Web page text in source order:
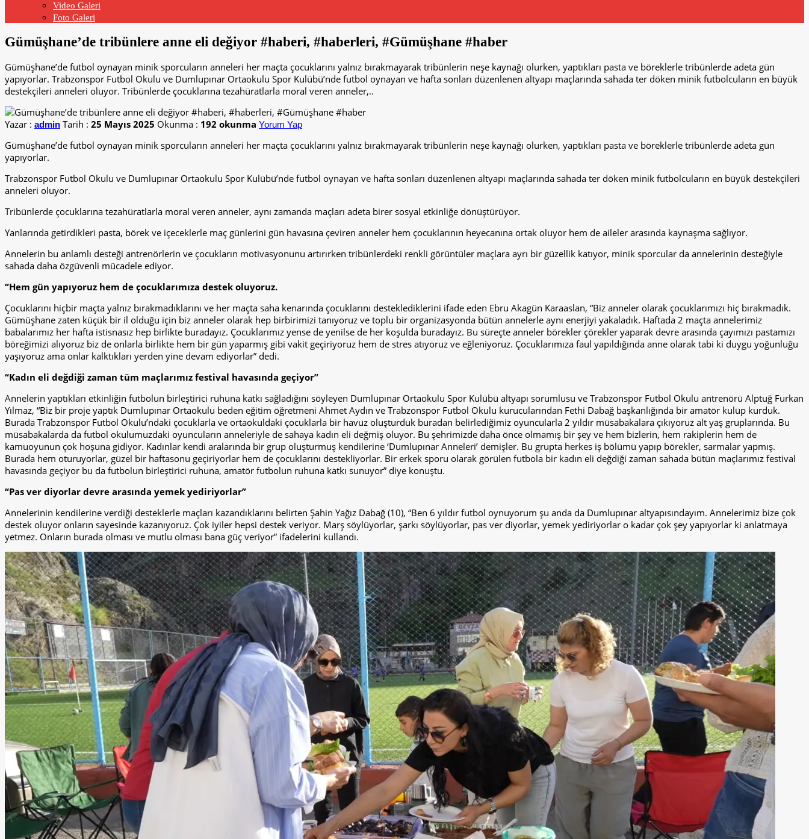
Video Galeri
Foto Galeri
Gümüşhane’de tribünlere anne eli değiyor #haberi, #haberleri, #Gümüşhane #haber
Gümüşhane’de futbol oynayan minik sporcuların anneleri her maçta çocuklarını yalnız bırakmayarak tribünlerin neşe kaynağı olurken, yaptıkları pasta ve böreklerle tribünlerde adeta gün
yapıyorlar. Trabzonspor Futbol Okulu ve Dumlupınar Ortaokulu Spor Kulübü’nde futbol oynayan ve hafta sonları düzenlenen altyapı maçlarında sahada ter döken minik futbolcuların en büyük
destekçileri anneleri oluyor. Tribünlerde çocuklarına tezahüratlarla moral veren anneler,..
Yazar : admin Tarih : 25 Mayıs 2025 Okunma : 192 okunma Yorum Yap
Gümüşhane’de futbol oynayan minik sporcuların anneleri her maçta çocuklarını yalnız bırakmayarak tribünlerin neşe kaynağı olurken, yaptıkları pasta ve böreklerle tribünlerde adeta gün
yapıyorlar.
Trabzonspor Futbol Okulu ve Dumlupınar Ortaokulu Spor Kulübü’nde futbol oynayan ve hafta sonları düzenlenen altyapı maçlarında sahada ter döken minik futbolcuların en büyük destekçileri
anneleri oluyor.
Tribünlerde çocuklarına tezahüratlarla moral veren anneler, aynı zamanda maçları adeta birer sosyal etkinliğe dönüştürüyor.
Yanlarında getirdikleri pasta, börek ve içeceklerle maç günlerini gün havasına çeviren anneler hem çocuklarının heyecanına ortak oluyor hem de aileler arasında kaynaşma sağlıyor.
Annelerin bu anlamlı desteği antrenörlerin ve çocukların motivasyonunu artırırken tribünlerdeki renkli görüntüler maçlara ayrı bir güzellik katıyor, minik sporcular da annelerinin desteğiyle
sahada daha özgüvenli mücadele ediyor.
“Hem gün yapıyoruz hem de çocuklarımıza destek oluyoruz.
Çocuklarını hiçbir maçta yalnız bırakmadıklarını ve her maçta saha kenarında çocuklarını desteklediklerini ifade eden Ebru Akagün Karaaslan, “Biz anneler olarak çocuklarımızı hiç bırakmadık.
Gümüşhane zaten küçük bir il olduğu için biz anneler olarak hep birbirimizi tanıyoruz ve toplu bir organizasyonda bütün annelerle aynı enerjiyi yakaladık. Haftada 2 maçta annelerimiz
babalarımız her hafta istisnasız hep birlikte buradayız. Çocuklarımız yense de yenilse de her koşulda buradayız. Bu süreçte anneler börekler çörekler yaparak devre arasında çayımızı pastamızı
böreğimizi alıyoruz biz de onlarla birlikte hem bir gün yaparmış gibi vakit geçiriyoruz hem de stres atıyoruz ve eğleniyoruz. Çocuklarımıza faul yapıldığında anne olarak tabi ki duygu yoğunluğu
yaşıyoruz ama onlar kalktıkları yerden yine devam ediyorlar” dedi.
“Kadın eli değdiği zaman tüm maçlarımız festival havasında geçiyor”
Annelerin yaptıkları etkinliğin futbolun birleştirici ruhuna katkı sağladığını söyleyen Dumlupınar Ortaokulu Spor Kulübü altyapı sorumlusu ve Trabzonspor Futbol Okulu antrenörü Alptuğ Furkan
Yılmaz, “Biz bir proje yaptık Dumlupınar Ortaokulu beden eğitim öğretmeni Ahmet Aydın ve Trabzonspor Futbol Okulu kurucularından Fethi Dabağ başkanlığında bir amatör kulüp kurduk.
Burada Trabzonspor Futbol Okulu’ndaki çocuklarla ve ortaokuldaki çocuklarla bir havuz oluşturduk buradan belirlediğimiz oyuncularla 2 yıldır müsabakalara çıkıyoruz alt yaş gruplarında. Bu
müsabakalarda da futbol okulumuzdaki oyuncuların anneleriyle de sahaya kadın eli değmiş oluyor. Bu şehrimizde daha önce olmamış bir şey ve hem bizlerin, hem rakiplerin hem de
kamuoyunun çok hoşuna gidiyor. Kadınlar kendi aralarında bir grup oluşturmuş kendilerine ‘Dumlupınar Anneleri’ demişler. Bu grupta herkes iş bölümü yapıp börekler, sarmalar yapmış.
Burada hem oturuyorlar, güzel bir haftasonu geçiriyorlar hem de çocuklarını destekliyorlar. Bir erkek sporu olarak görülen futbola bir kadın eli değdiği zaman sahada bütün maçlarımız festival
havasında geçiyor bu da futbolun birleştirici ruhuna, amatör futbolun ruhuna katkı sunuyor” diye konuştu.
“Pas ver diyorlar devre arasında yemek yediriyorlar”
Annelerinin kendilerine verdiği desteklerle maçları kazandıklarını belirten Şahin Yağız Dabağ (10), “Ben 6 yıldır futbol oynuyorum şu anda da Dumlupınar altyapısındayım. Annelerimiz bize çok
destek oluyor onların sayesinde kazanıyoruz. Çok iyiler hepsi destek veriyor. Marş söylüyorlar, şarkı söylüyorlar, pas ver diyorlar, yemek yediriyorlar o kadar çok şey yapıyorlar ki anlatmaya
yetmez. Onların burada olması ve mutlu olması bana güç veriyor” ifadelerini kullandı.